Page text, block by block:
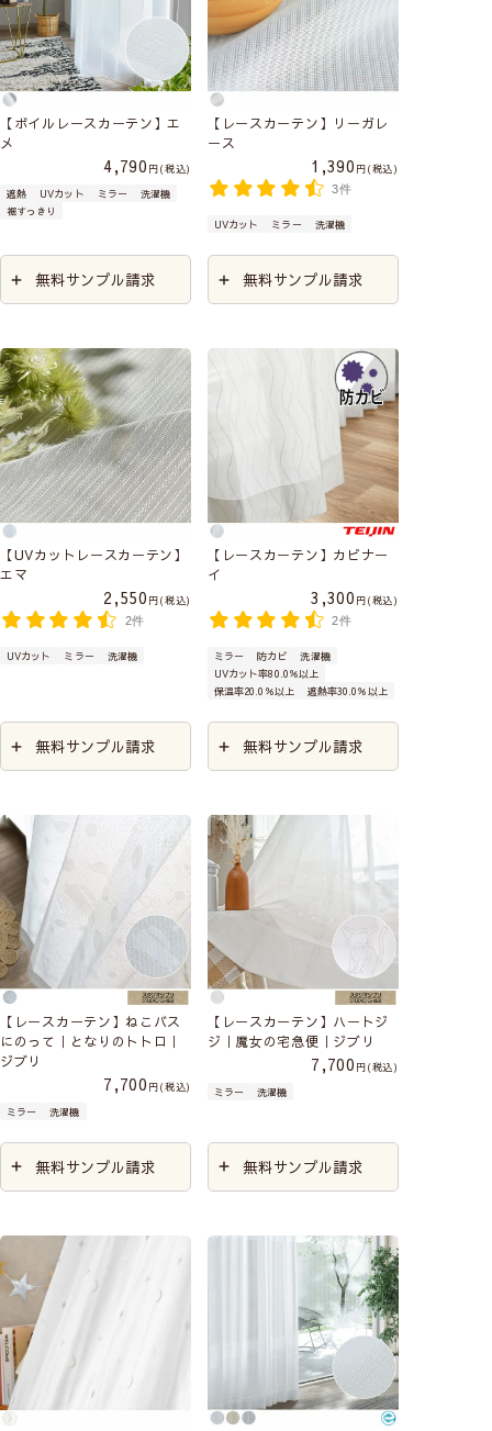
【ボイルレースカーテン】エ
メ
4,790
税込
遮熱
UVカット ミラー
洗濯機
裾すっきり
無料サンプル請求
【レースカーテン】リーガレ
ース
1,390
税込
3件
UVカット ミラー 洗濯機
無料サンプル請求
【UVカットレースカーテン】
エマ
2,550
税込
2件
UVカット ミラー 洗濯機
無料サンプル請求
【レースカーテン】カビナー
イ
3,300
税込
2件
ミラー 防カビ
洗濯機
UVカット率80.0％以上
保温率20.0％以上
遮熱率30.0％以上
無料サンプル請求
【レースカーテン】ねこバス
にのって｜となりのトトロ｜
ジブリ
7,700
税込
ミラー
洗濯機
無料サンプル請求
【レースカーテン】ハートジ
ジ｜魔女の宅急便｜ジブリ
7,700
税込
ミラー
洗濯機
無料サンプル請求